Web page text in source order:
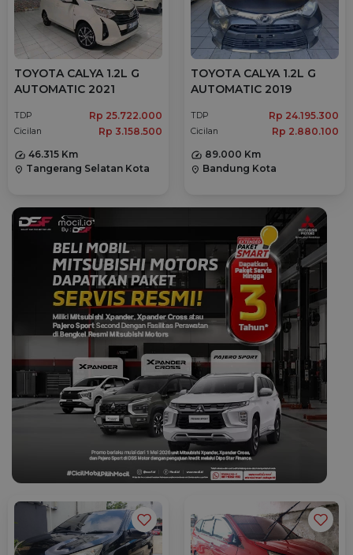
TOYOTA CALYA 1.2L G
AUTOMATIC 2021
TDP Rp 25.722.000
Cicilan
Rp 3.158.500
46.315 Km
location_on Tangerang Selatan Kota
TOYOTA CALYA 1.2L G
AUTOMATIC 2019
TDP Rp 24.195.300
Cicilan
Rp 2.880.100
89.000 Km
location_on Bandung Kota